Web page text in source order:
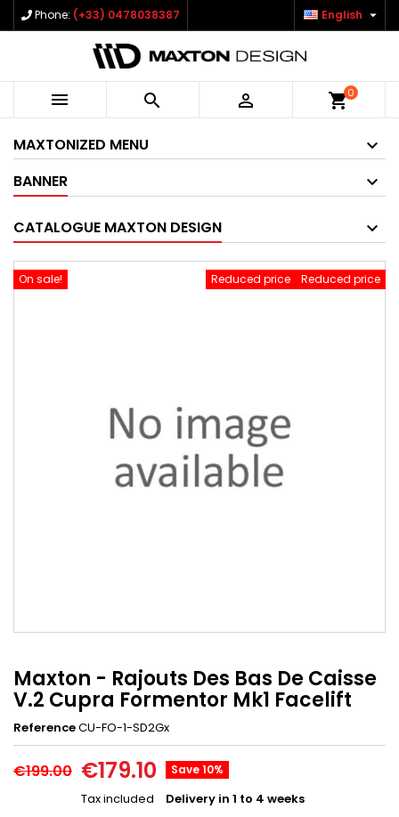
Phone: (+33) 0478038387 English 
   shopping_cart0
MAXTONIZED MENU
BANNER
CATALOGUE MAXTON DESIGN
On sale! Reduced price
Reduced price
Maxton - Rajouts Des Bas De Caisse
V.2 Cupra Formentor Mk1 Facelift
ReferenceCU-FO-1-SD2Gx
€199.00 €179.10 Save 10%
Tax included Delivery in 1 to 4 weeks